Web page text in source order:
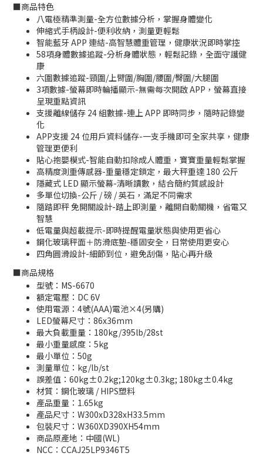
■商品特色
八電極精準測量-全方位數據分析，掌握身體變化
伸縮式手柄設計-便利收納，測量更輕鬆
智能藍牙 APP 連結-高智慧體重管理，健康狀況即時掌控
58項身體數據追蹤-分析身體狀態，輕鬆記錄，全面守護健
康
六圍數據追蹤-頸圍/上臂圍/胸圍/腰圍/臀圍/大腿圍
3項數據-螢幕即時輪播顯示-無需每次開啟 APP，螢幕直接
呈現重點資訊
支援離線儲存 24 組數據-連上 APP 即時同步，隨時記錄變
化
APP支援 24 位用戶資料儲存-一支手機即可全家共享，健康
管理更便利
貼心抱嬰模式-智能自動扣除成人體重，寶寶重量輕鬆掌握
高精度測重傳感器-重量穩定鎖定，最大秤重達 180 公斤
隱藏式 LED 顯示螢幕-清晰讀數，結合簡約質感設計
多單位切換-公斤 / 磅 / 英石，滿足不同需求
隨踏即秤 免開關設計-踏上即測量，離開自動關機，省電又
智慧
低電量與超載提示-即時提醒電量狀態與使用更省心
鋼化玻璃秤面＋防滑底墊-穩固安全，日常使用更安心
四角圓滑設計-細節到位，避免刮傷，貼心再升級
■商品規格
型號：MS-6670
額定電壓：DC 6V
使用電源：4號(AAA)電池×4(另購)
LED螢幕尺寸：86x36mm
最大負載重量：180kg/395lb/28st
最小重量感度：5kg
最小單位：50g
測量單位：kg/lb/st
誤差值：60kg±0.2kg;120kg±0.3kg; 180kg±0.4kg
材質：鋼化玻璃 / HIPS塑料
產品重量：1.65kg
產品尺寸：W300xD328xH33.5mm
包裝尺寸：W360XD390XH54mm
商品原產地：中國(WL)
NCC：CCAJ25LP9346T5